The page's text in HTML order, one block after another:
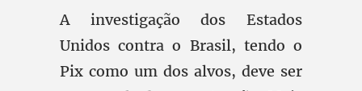
A investigação dos Estados
Unidos contra o Brasil, tendo o
Pix como um dos alvos, deve ser